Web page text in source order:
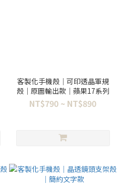
客製化手機殼｜可印透晶軍規
殼｜原圖輸出款｜蘋果17系列
NT$790 ~ NT$890